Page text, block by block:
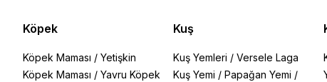
Köpek
Köpek Maması /Yetişkin
Köpek Maması /Yavru Köpek
Kuş
Kuş Yemleri / Versele Laga
Kuş Yemi / Papağan Yemi /